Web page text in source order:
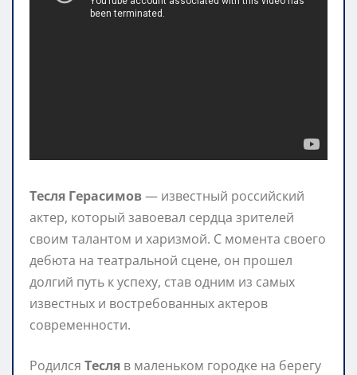
Тесля Герасимов— известный российский
актер, который завоевал сердца зрителей
своим талантом и харизмой. С момента своего
дебюта на театральной сцене, он прошел
долгий путь к успеху, став одним из самых
известных и востребованных актеров
современности.
Родился Тесля в маленьком городке на берегу